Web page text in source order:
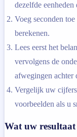
dezelfde
Voeg seconden
berekenen.
Lees eerst het
vervolgens de
afwegingen achter
Vergelijk uw
voorbeelden als u
Wat uw resultaat